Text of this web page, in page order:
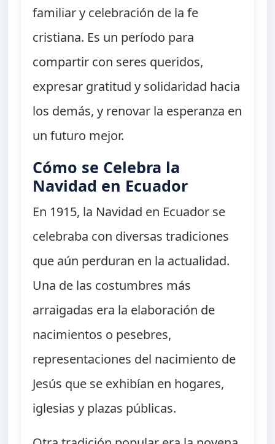
familiar y celebración de la fe
cristiana. Es un período para
compartir con seres queridos,
expresar gratitud y solidaridad hacia
los demás, y renovar la esperanza en
un futuro mejor.
Cómo se Celebra la
Navidad en Ecuador
En 1915, la Navidad en Ecuador se
celebraba con diversas tradiciones
que aún perduran en la actualidad.
Una de las costumbres más
arraigadas era la elaboración de
nacimientos o pesebres,
representaciones del nacimiento de
Jesús que se exhibían en hogares,
iglesias y plazas públicas.